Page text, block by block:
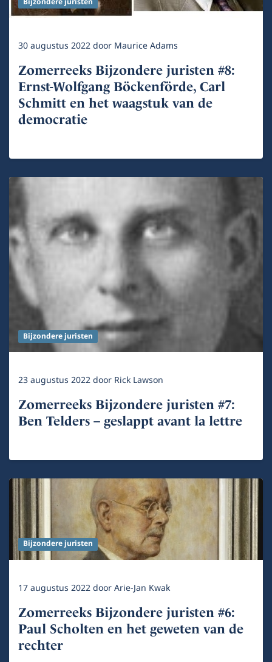
30 augustus 2022door Maurice Adams
Zomerreeks Bijzondere juristen #8:
Ernst-Wolfgang Böckenförde, Carl
Schmitt en het waagstuk van de
democratie
Bijzondere juristen
23 augustus 2022door Rick Lawson
Zomerreeks Bijzondere juristen #7:
Ben Telders – geslappt avant la lettre
Bijzondere juristen
17 augustus 2022doorArie-Jan Kwak
Zomerreeks Bijzondere juristen #6:
Paul Scholten en het geweten van de
rechter